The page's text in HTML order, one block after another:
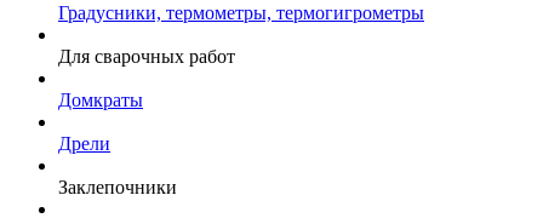
Градусники, термометры, термогигрометры
Для сварочных работ
Домкраты
Дрели
Заклепочники